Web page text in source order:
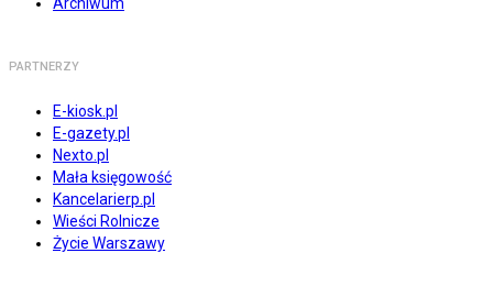
PARTNERZY
E-kiosk.pl
E-gazety.pl
Nexto.pl
Mała księgowość
Kancelarierp.pl
Wieści Rolnicze
Życie Warszawy